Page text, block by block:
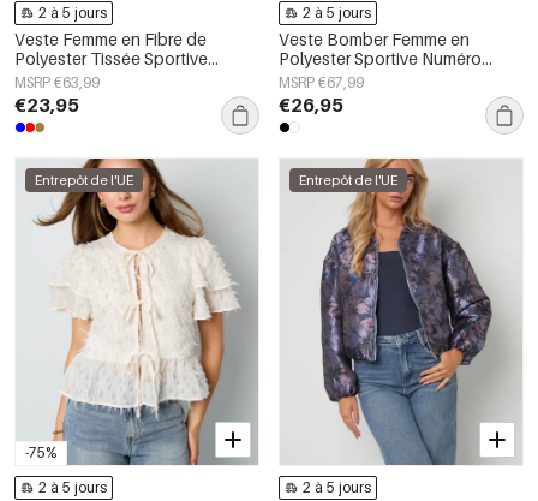
2 à 5 jours
Veste Femme en Fibre de
Polyester Tissée Sportive
Contraste de Couleurs
Ensemble 2 pièces
MSRP €63,99
€23,95
2 à 5 jours
Veste Bomber Femme en
Polyester Sportive Numéro
Brodé
MSRP €67,99
€26,95
-75%
Entrepôt de l'UE
2 à 5 jours
Entrepôt de l'UE
2 à 5 jours